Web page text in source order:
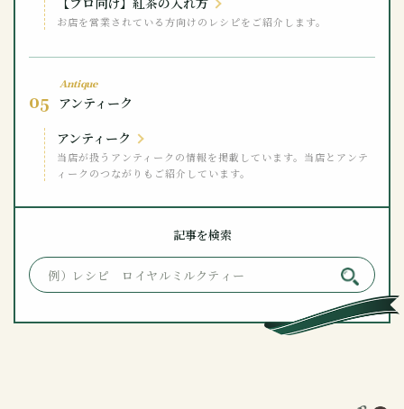
お店を営業されている方向けのレシピをご紹介します。
Antique
05
アンティーク
アンティーク
当店が扱うアンティークの情報を掲載しています。当店とアンテ
ィークのつながりもご紹介しています。
記事を検索